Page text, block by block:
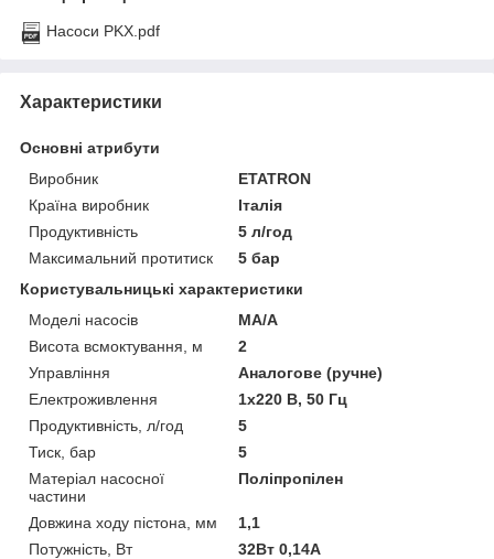
Насоси PKX.pdf
Характеристики
Основні атрибути
Виробник
ETATRON
Країна виробник
Італія
Продуктивність
5 л/год
Максимальний протитиск
5 бар
Користувальницькі характеристики
Моделі насосів
MA/A
Висота всмоктування, м
2
Управління
Аналогове (ручне)
Електроживлення
1х220 В, 50 Гц
Продуктивність, л/год
5
Тиск, бар
5
Матеріал насосної
частини
Поліпропілен
Довжина ходу пістона, мм
1,1
Потужність, Вт
32Вт 0,14А